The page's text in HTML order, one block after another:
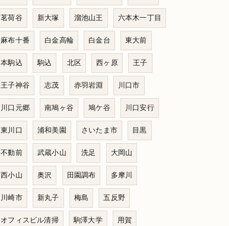
茗荷谷 新大塚 溜池山王 六本木一丁目
麻布十番 白金高輪 白金台 東大前
本駒込 駒込 北区 西ヶ原 王子
王子神谷 志茂 赤羽岩淵 川口市
川口元郷 南鳩ヶ谷 鳩ケ谷 川口安行
東川口 浦和美園 さいたま市 目黒
不動前 武蔵小山 洗足 大岡山
西小山 奥沢 田園調布 多摩川
川崎市 新丸子 梅島 五反野
オフィスビル清掃 駒澤大学 用賀